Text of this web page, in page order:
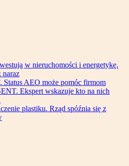
w nieruchomości i energetykę.
naraz
Status AEO może pomóc firmom
Ekspert wskazuje kto na nich
plastiku. Rząd spóźnia się z